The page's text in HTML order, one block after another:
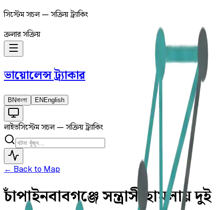
সিস্টেম সচল — সক্রিয় ট্র্যাকিং
ক্রলার সক্রিয়
ভায়োলেন্সট্র্যাকার
BNবাংলা EN English
লাইভসিস্টেম সচল — সক্রিয় ট্র্যাকিং
← Back to Map
চাঁপাইনবাবগঞ্জে সন্ত্রাসী হামলায় দুই